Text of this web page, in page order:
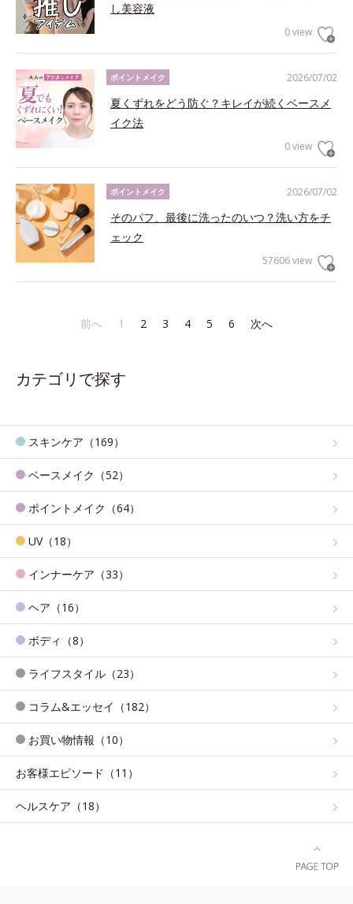
し美容液
0 view
2026/07/02
ポイントメイク
夏くずれをどう防ぐ？キレイが続くベースメ
イク法
0 view
2026/07/02
ポイントメイク
そのパフ、最後に洗ったのいつ？洗い方をチ
ェック
57606 view
前へ 1 2 3 4 5 6 次へ
カテゴリで探す
スキンケア（169）
ベースメイク（52）
ポイントメイク（64）
UV（18）
インナーケア（33）
ヘア（16）
ボディ（8）
ライフスタイル（23）
コラム&エッセイ（182）
お買い物情報（10）
お客様エピソード（11）
ヘルスケア（18）